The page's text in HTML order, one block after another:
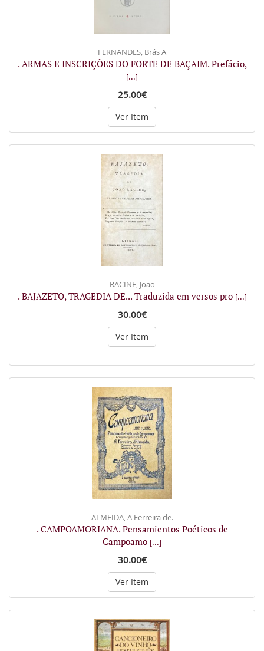
FERNANDES, Brás A
. ARMAS E INSCRIÇÕES DO FORTE DE BAÇAIM. Prefácio,
[...]
25.00€
Ver Item
RACINE, João
. BAJAZETO, TRAGEDIA DE... Traduzida em versos pro [...]
30.00€
Ver Item
ALMEIDA, A Ferreira de.
. CAMPOAMORIANA. Pensamientos Poéticos de
Campoamo [...]
30.00€
Ver Item